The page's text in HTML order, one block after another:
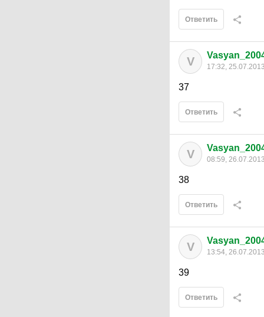
Ответить
V 17:32, 25.07.2013
37
Ответить
V 08:59, 26.07.2013
38
Ответить
V 13:54, 26.07.2013
39
Ответить